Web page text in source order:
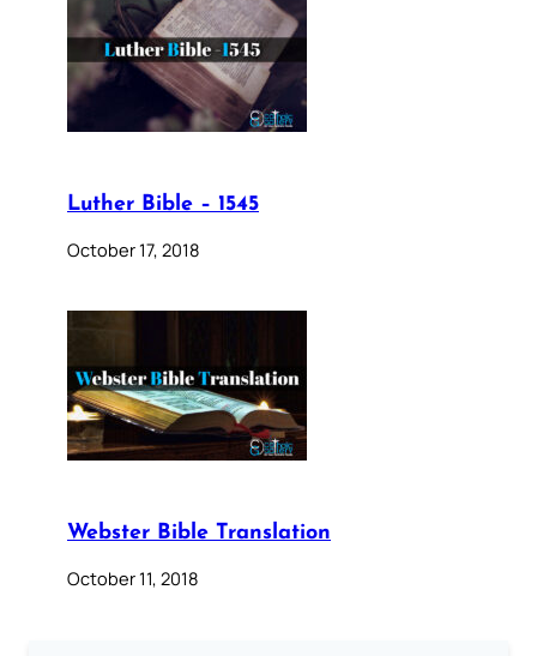
Luther Bible – 1545
October 17, 2018
Webster Bible Translation
October 11, 2018